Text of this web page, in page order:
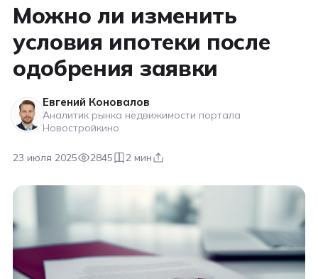
Можно ли изменить
условия ипотеки после
одобрения заявки
Евгений Коновалов
Аналитик рынка недвижимости портала
Новостройкино
23 июля 2025 2845 2 мин